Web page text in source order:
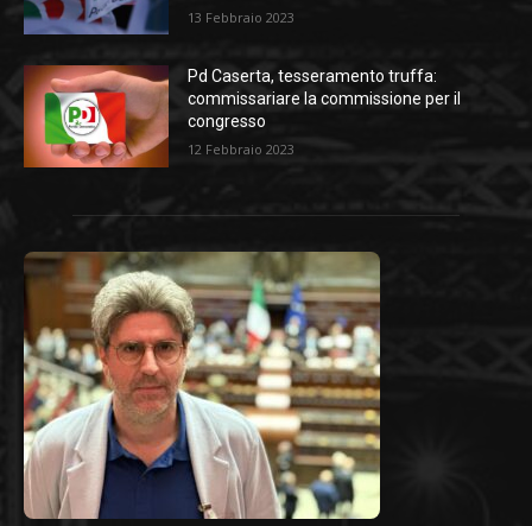
13 Febbraio 2023
Pd Caserta, tesseramento truffa:
commissariare la commissione per il
congresso
12 Febbraio 2023